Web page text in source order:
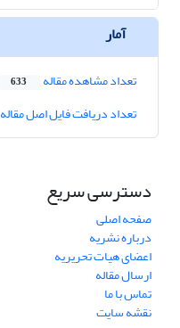
آمار
تعداد مشاهده مقاله 633
تعداد دریافت فایل اصل مقاله
دسترسی سریع
صفحه اصلی
درباره نشریه
اعضای هیات تحریریه
ارسال مقاله
تماس با ما
نقشه سایت